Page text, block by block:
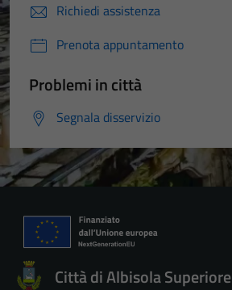
Richiedi assistenza
Prenota appuntamento
Problemi in città
Segnala disservizio
Città di Albisola Superiore